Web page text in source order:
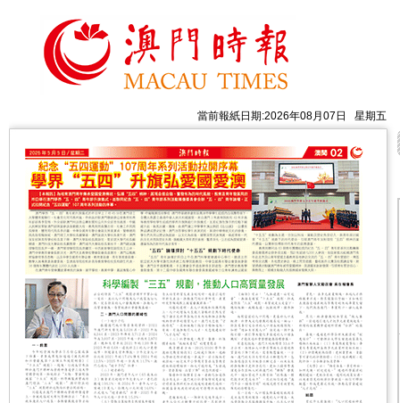
當前報紙日期:2026年08月07日 星期五